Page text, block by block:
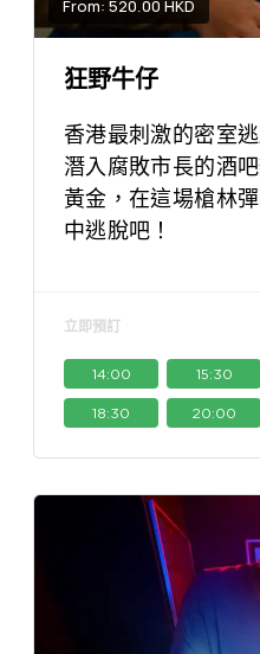
From: 520.00 HKD
狂野牛仔
香港最刺激的密室
潛入腐敗市長的酒
黃金，在這場槍林
中逃脫吧！
立即預訂
14:00 15:30
18:30 20:00